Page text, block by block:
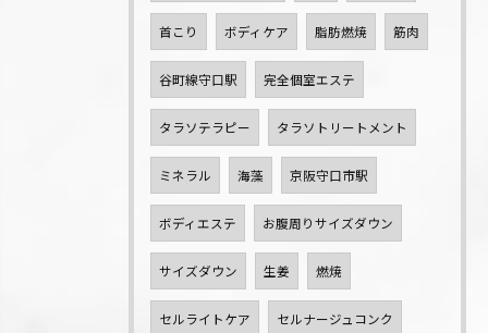
首こり ボディケア 脂肪燃焼 筋肉
谷町線守口駅 完全個室エステ
タラソテラピー タラソトリートメント
ミネラル 海藻 京阪守口市駅
ボディエステ お腹周りサイズダウン
サイズダウン 生姜 燃焼
セルライトケア セルナージュコンク